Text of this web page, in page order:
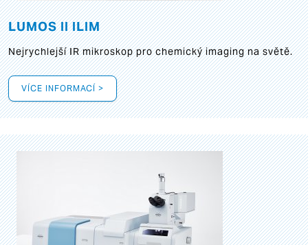
LUMOS II ILIM
Nejrychlejší IR mikroskop pro chemický imaging na světě.
VÍCE INFORMACÍ >